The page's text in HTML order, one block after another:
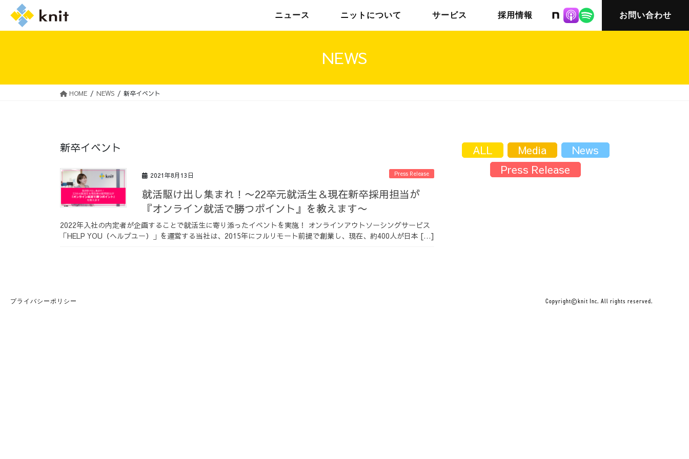
株式会社ニット
ニュース ニットについて サービス 採用情報 お問い合わせ
NEWS
HOME NEWS 新卒イベント
新卒イベント
2021年8月13日 Press Release
就活駆け出し集まれ！〜22卒元就活生＆現在新卒採用担当が
『オンライン就活で勝つポイント』を教えます〜
2022年入社の内定者が企画することで就活生に寄り添ったイベントを実施！ オンラインアウトソーシングサービス
「HELP YOU（ヘルプユー）」を運営する当社は、2015年にフルリモート前提で創業し、現在、約400人が日本 […]
ALL Media
News
Press Release
プライバシーポリシー Copyright©knit Inc. All rights reserved.